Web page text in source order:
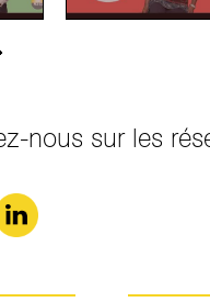
nous sur les